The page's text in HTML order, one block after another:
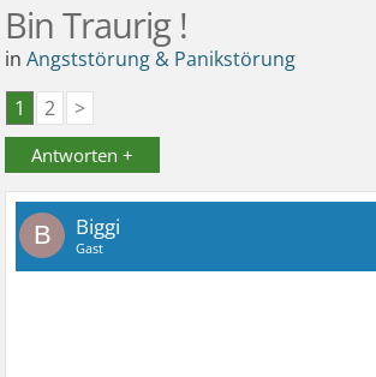
Bin Traurig !
inAngststörung & Panikstörung
1
2 >
Antworten +
B Biggi
Gast